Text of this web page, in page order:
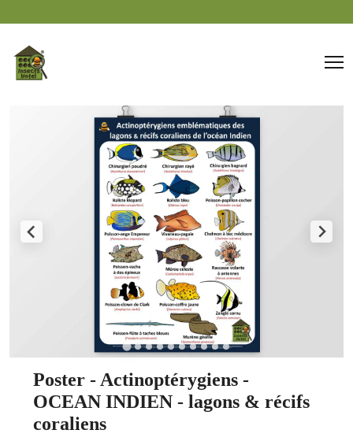
Poster - Actinoptérygiens -
OCEAN INDIEN - lagons & récifs
coraliens